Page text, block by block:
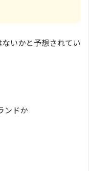
いかと予想されてい
ンドか